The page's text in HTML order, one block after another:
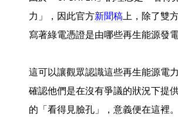
力」，因此官方新聞稿上，除了雙
寫著綠電憑證是由哪些再生能源發電
這可以讓觀眾認識這些再生能源電
確認他們是在沒有爭議的狀況下提
的「看得見臉孔」，意義便在這裡。